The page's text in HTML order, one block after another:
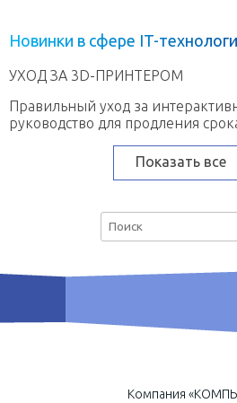
Новинки в сфере IT-технологи
УХОД ЗА 3D-ПРИНТЕРОМ
Правильный уход за
руководство для продления
Показать все
Компания